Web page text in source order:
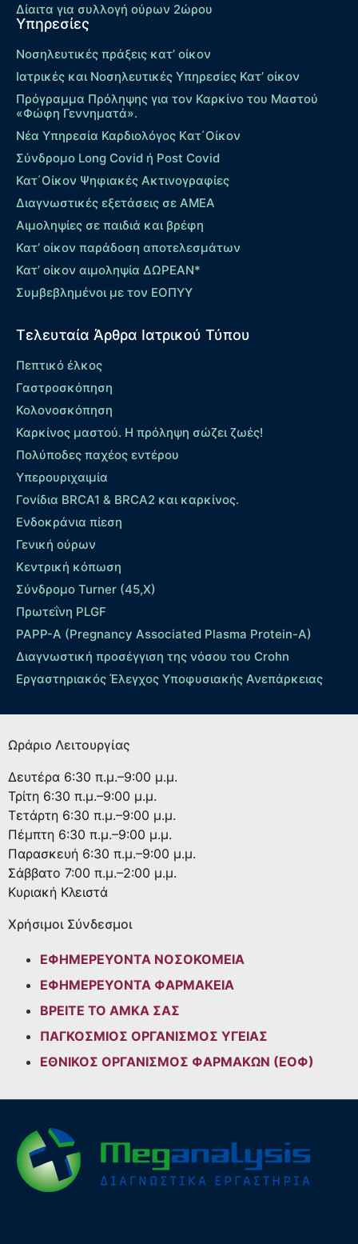
Δίαιτα για συλλογή ούρων 2ώρου
Υπηρεσίες
Νοσηλευτικές πράξεις κατ’ οίκον
Ιατρικές και Νοσηλευτικές Υπηρεσίες Κατ’ οίκον
Πρόγραμμα Πρόληψης για τον Καρκίνο του Μαστού
«Φώφη Γεννηματά».
Νέα Υπηρεσία Καρδιολόγος Kατ΄Οίκον
Σύνδρομο Long Covid ή Post Covid
Κατ΄Οίκον Ψηφιακές Ακτινογραφίες
Διαγνωστικές εξετάσεις σε ΑΜΕΑ
Αιμοληψίες σε παιδιά και βρέφη
Κατ’ οίκον παράδοση αποτελεσμάτων
Κατ’ οίκον αιμοληψία ΔΩΡΕΑΝ*
Συμβεβλημένοι με τον ΕΟΠΥΥ
Τελευταία Άρθρα Ιατρικού Τύπου
Πεπτικό έλκος
Γαστροσκόπηση
Κολονοσκόπηση
Καρκίνος μαστού. Η πρόληψη σώζει ζωές!
Πολύποδες παχέος εντέρου
Yπερουριχαιμία
Γονίδια BRCA1 & BRCA2 και καρκίνος.
Ενδοκράνια πίεση
Γενική ούρων
Κεντρική κόπωση
Σύνδρομο Turner (45,X)
Πρωτεΐνη PLGF
PAPP-A (Pregnancy Associated Plasma Protein-A)
Διαγνωστική προσέγγιση της νόσου του Crohn
Εργαστηριακός Έλεγχος Υποφυσιακής Ανεπάρκειας
Ωράριο Λειτουργίας
Δευτέρα 6:30 π.μ.–9:00 μ.μ.
Τρίτη 6:30 π.μ.–9:00 μ.μ.
Τετάρτη 6:30 π.μ.–9:00 μ.μ.
Πέμπτη 6:30 π.μ.–9:00 μ.μ.
Παρασκευή 6:30 π.μ.–9:00 μ.μ.
Σάββατο 7:00 π.μ.–2:00 μ.μ.
Κυριακή Κλειστά
Χρήσιμοι Σύνδεσμοι
ΕΦΗΜΕΡΕΥΟΝΤΑ ΝΟΣΟΚΟΜΕΙΑ
ΕΦΗΜΕΡΕΥΟΝΤΑ ΦΑΡΜΑΚΕΙΑ
ΒΡΕΙΤΕ ΤΟ ΑΜΚΑ ΣΑΣ
ΠΑΓΚΟΣΜΙΟΣ ΟΡΓΑΝΙΣΜΟΣ ΥΓΕΙΑΣ
ΕΘΝΙΚΟΣ ΟΡΓΑΝΙΣΜΟΣ ΦΑΡΜΑΚΩΝ (ΕΟΦ)